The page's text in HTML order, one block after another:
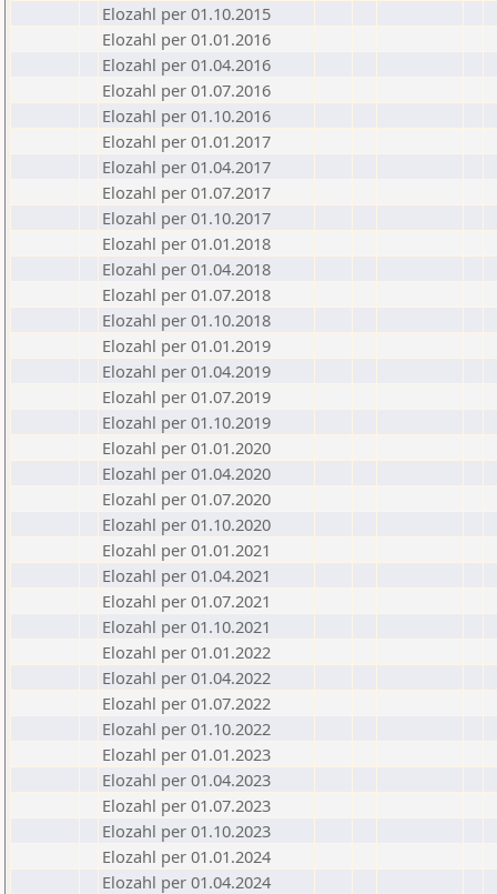
Elozahl per 01.10.2015
Elozahl per 01.01.2016
Elozahl per 01.04.2016
Elozahl per 01.07.2016
Elozahl per 01.10.2016
Elozahl per 01.01.2017
Elozahl per 01.04.2017
Elozahl per 01.07.2017
Elozahl per 01.10.2017
Elozahl per 01.01.2018
Elozahl per 01.04.2018
Elozahl per 01.07.2018
Elozahl per 01.10.2018
Elozahl per 01.01.2019
Elozahl per 01.04.2019
Elozahl per 01.07.2019
Elozahl per 01.10.2019
Elozahl per 01.01.2020
Elozahl per 01.04.2020
Elozahl per 01.07.2020
Elozahl per 01.10.2020
Elozahl per 01.01.2021
Elozahl per 01.04.2021
Elozahl per 01.07.2021
Elozahl per 01.10.2021
Elozahl per 01.01.2022
Elozahl per 01.04.2022
Elozahl per 01.07.2022
Elozahl per 01.10.2022
Elozahl per 01.01.2023
Elozahl per 01.04.2023
Elozahl per 01.07.2023
Elozahl per 01.10.2023
Elozahl per 01.01.2024
Elozahl per 01.04.2024